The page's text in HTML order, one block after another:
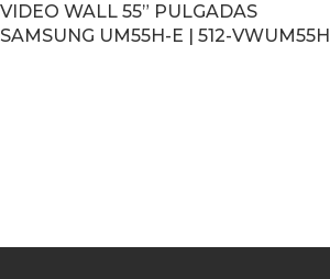
VIDEO WALL 55” PULGADAS
SAMSUNG UM55H-E | 512-VWUM55H